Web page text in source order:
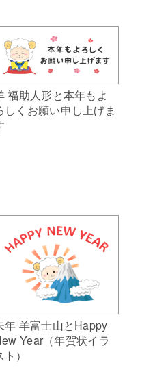
福助人形と本年もよ
しくお願い申し上げま
年 羊富士山とHappy
Year（年賀状イラ
ト）